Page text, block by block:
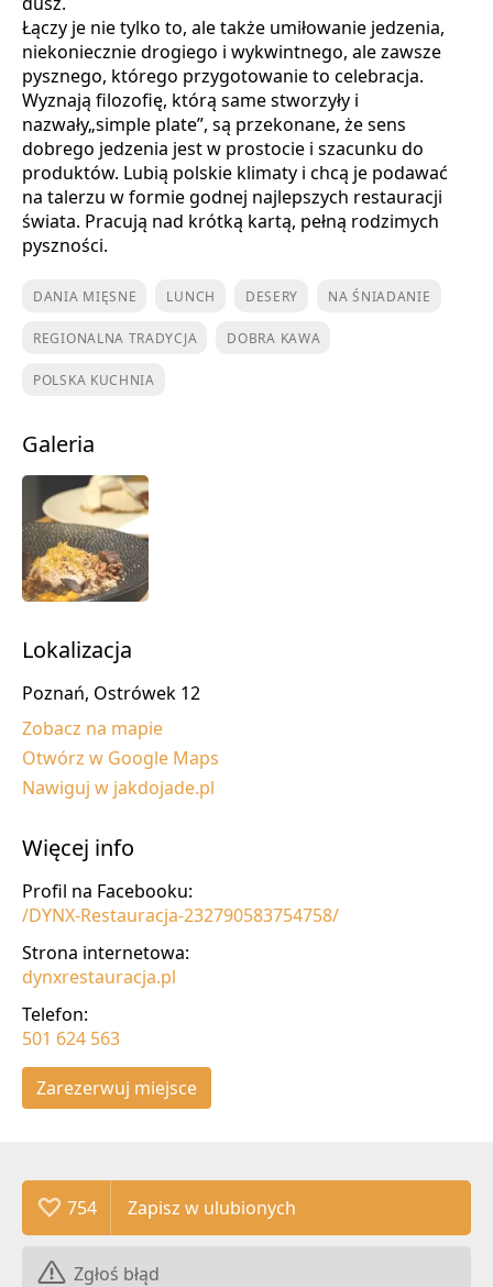
Łączy je nie tylko to, ale także umiłowanie jedzenia,
niekoniecznie drogiego i wykwintnego, ale zawsze
pysznego, którego przygotowanie to celebracja.
Wyznają filozofię, którą same stworzyły i
nazwały„simple plate”, są przekonane, że sens
dobrego jedzenia jest w prostocie i szacunku do
produktów. Lubią polskie klimaty i chcą je podawać
na talerzu w formie godnej najlepszych restauracji
świata. Pracują nad krótką kartą, pełną rodzimych
pyszności.
DANIA MIĘSNE LUNCH DESERY NA ŚNIADANIE
REGIONALNA TRADYCJA DOBRA KAWA
POLSKA KUCHNIA
Galeria
Lokalizacja
Poznań, Ostrówek 12
Zobacz na mapie
Otwórz w Google Maps
Nawiguj w jakdojade.pl
Więcej info
Profil na Facebooku:
/DYNX-Restauracja-232790583754758/
Strona internetowa:
dynxrestauracja.pl
Telefon:
501 624 563
Zarezerwuj miejsce
754
Zgłoś błąd